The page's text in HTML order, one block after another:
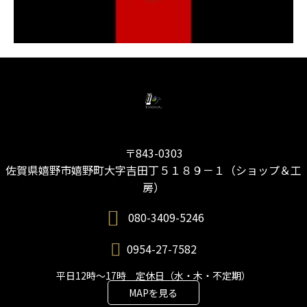
〒843-0303
佐賀県嬉野市嬉野町大字吉田丁５１８９－１（ショップ＆工
房）
080-3409-5246
0954-27-7582
平日12時～17時 定休日（水・木・不定期）
MAPを見る